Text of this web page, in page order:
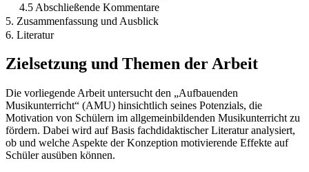
4.5 Abschließende Kommentare
5. Zusammenfassung und Ausblick
6. Literatur
Zielsetzung und Themen der Arbeit
Die vorliegende Arbeit untersucht den „Aufbauenden
Musikunterricht“ (AMU) hinsichtlich seines Potenzials, die
Motivation von Schülern im allgemeinbildenden Musikunterricht zu
fördern. Dabei wird auf Basis fachdidaktischer Literatur analysiert,
ob und welche Aspekte der Konzeption motivierende Effekte auf
Schüler ausüben können.